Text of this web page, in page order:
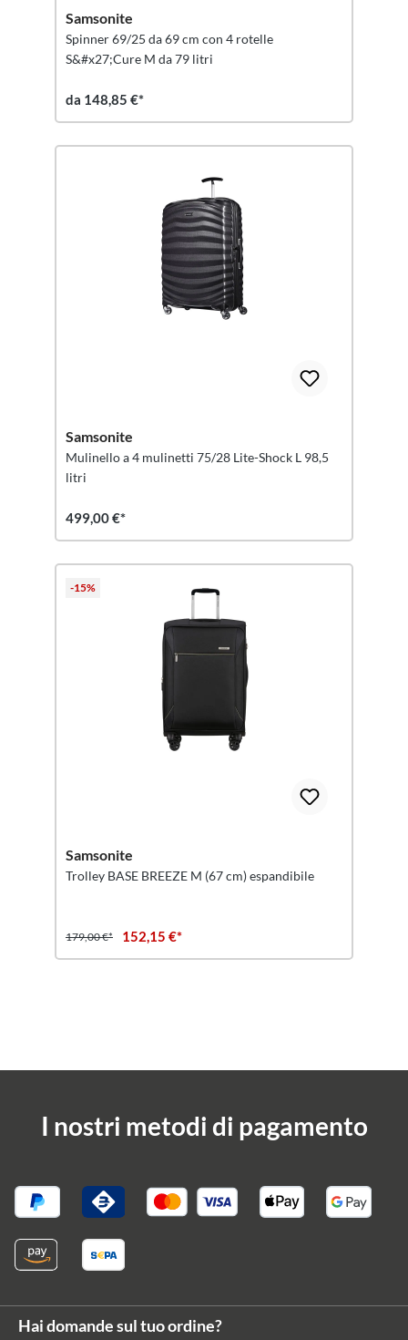
Samsonite
Spinner 69/25 da 69 cm con 4 rotelle
S&#x27;Cure M da 79 litri
da 148,85 €*
Samsonite
Mulinello a 4 mulinetti 75/28 Lite-Shock L 98,5
litri
499,00 €*
-15%
Samsonite
Trolley BASE BREEZE M (67 cm) espandibile
179,00 €* 152,15 €*
I nostri metodi di pagamento
Hai domande sul tuo ordine?